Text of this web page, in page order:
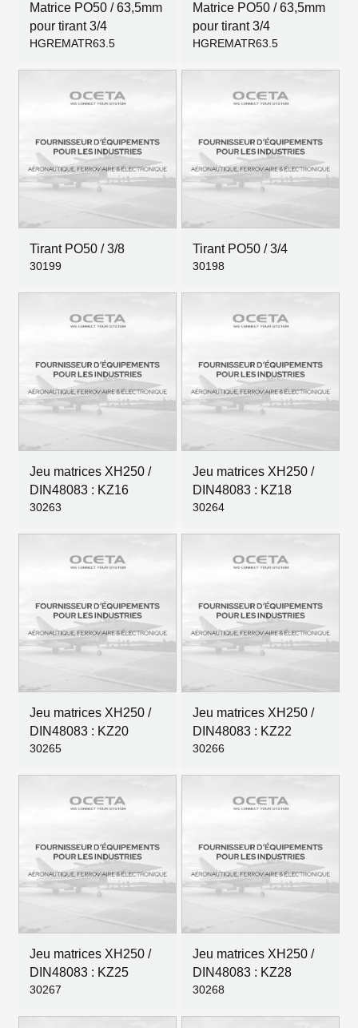
Matrice PO50 / 63,5mm
pour tirant 3/4
HGREMATR63.5
Matrice PO50 / 63,5mm
pour tirant 3/4
HGREMATR63.5
Tirant PO50 / 3/8
30199
Tirant PO50 / 3/4
30198
Jeu matrices XH250 /
DIN48083 : KZ16
30263
Jeu matrices XH250 /
DIN48083 : KZ18
30264
Jeu matrices XH250 /
DIN48083 : KZ20
30265
Jeu matrices XH250 /
DIN48083 : KZ22
30266
Jeu matrices XH250 /
DIN48083 : KZ25
30267
Jeu matrices XH250 /
DIN48083 : KZ28
30268